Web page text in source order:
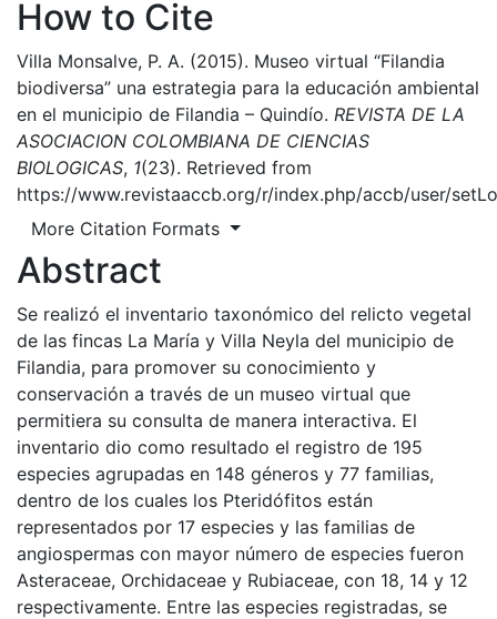
How to Cite
Villa Monsalve, P. A. (2015). Museo virtual “Filandia
biodiversa” una estrategia para la educación ambiental
en el municipio de Filandia – Quindío. REVISTA DE LA
ASOCIACION COLOMBIANA DE CIENCIAS
BIOLOGICAS, 1(23). Retrieved from
https://www.revistaaccb.org/r/index.php/accb/user/
More Citation Formats
Abstract
Se realizó el inventario taxonómico del relicto vegetal
de las fincas La María y Villa Neyla del municipio de
Filandia, para promover su conocimiento y
conservación a través de un museo virtual que
permitiera su consulta de manera interactiva. El
inventario dio como resultado el registro de 195
especies agrupadas en 148 géneros y 77 familias,
dentro de los cuales los Pteridófitos están
representados por 17 especies y las familias de
angiospermas con mayor número de especies fueron
Asteraceae, Orchidaceae y Rubiaceae, con 18, 14 y 12
respectivamente. Entre las especies registradas, se